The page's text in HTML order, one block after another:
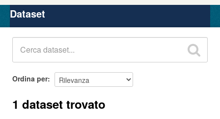
Organizzazioni
Gruppi
Dataset
Ordina per
1 dataset trovato